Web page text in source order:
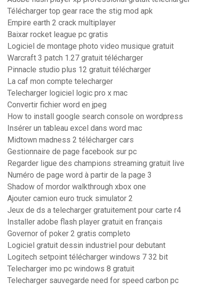
Télécharger top gear race the stig mod apk
Empire earth 2 crack multiplayer
Baixar rocket league pc gratis
Logiciel de montage photo video musique gratuit
Warcraft 3 patch 1.27 gratuit télécharger
Pinnacle studio plus 12 gratuit télécharger
La caf mon compte telecharger
Telecharger logiciel logic pro x mac
Convertir fichier word en jpeg
How to install google search console on wordpress
Insérer un tableau excel dans word mac
Midtown madness 2 télécharger cars
Gestionnaire de page facebook sur pc
Regarder ligue des champions streaming gratuit live
Numéro de page word à partir de la page 3
Shadow of mordor walkthrough xbox one
Ajouter camion euro truck simulator 2
Jeux de ds a telecharger gratuitement pour carte r4
Installer adobe flash player gratuit en français
Governor of poker 2 gratis completo
Logiciel gratuit dessin industriel pour debutant
Logitech setpoint télécharger windows 7 32 bit
Telecharger imo pc windows 8 gratuit
Telecharger sauvegarde need for speed carbon pc